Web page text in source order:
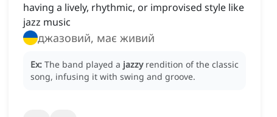
having a lively, rhythmic, or improvised style like
jazz music
джазовий, має живий
Ex: The band played a jazzy rendition of the classic
song, infusing it with swing and groove.